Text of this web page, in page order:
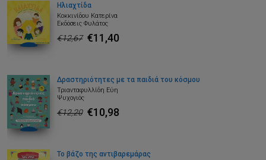
Ηλιαχτίδα
Κοκκινίδου Κατερίνα
Εκδόσεις Φυλάτος
€12,67 €11,40
Δραστηριότητες με τα παιδιά του κόσμου
Τριανταφυλλίδη Εύη
Ψυχογιός
€12,20 €10,98
Το βάζο της αντιβαρεμάρας